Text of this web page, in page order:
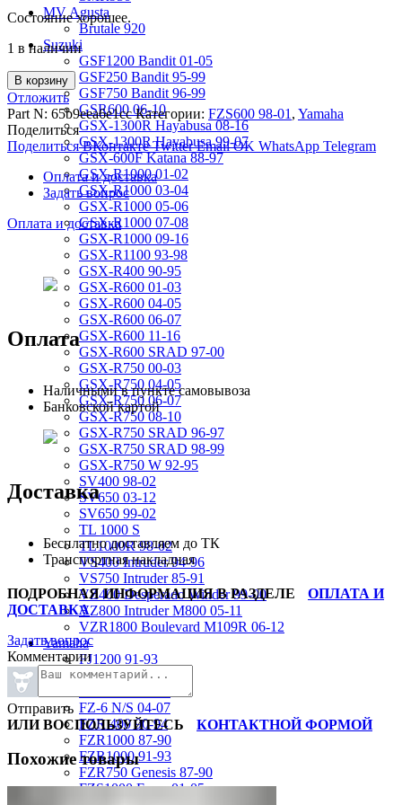
MV Agusta
Brutale 920
Suzuki
GSF1200 Bandit 01-05
GSF250 Bandit 95-99
GSF750 Bandit 96-99
GSR600 06-10
GSX-1300R Hayabusa 08-16
GSX-1300R Hayabusa 99-07
GSX-600F Katana 88-97
GSX-R1000 01-02
GSX-R1000 03-04
GSX-R1000 05-06
GSX-R1000 07-08
GSX-R1000 09-16
GSX-R1100 93-98
GSX-R400 90-95
GSX-R600 01-03
GSX-R600 04-05
GSX-R600 06-07
GSX-R600 11-16
GSX-R600 SRAD 97-00
GSX-R750 00-03
GSX-R750 04-05
GSX-R750 06-07
GSX-R750 08-10
GSX-R750 SRAD 96-97
GSX-R750 SRAD 98-99
GSX-R750 W 92-95
SV400 98-02
SV650 03-12
SV650 99-02
TL 1000 S
TL1000R 98-02
VS400 Intruder 94-96
VS750 Intruder 85-91
VZ400 Desperado Winder 99-00
VZ800 Intruder M800 05-11
VZR1800 Boulevard M109R 06-12
Yamaha
FJ1200 91-93
FJR1300 06-12
FZ-6 N/S 04-07
FZR 400 90-94
FZR1000 87-90
FZR1000 91-93
FZR750 Genesis 87-90
FZS1000 Fazer 01-05
Состояние хорошее.
1 в наличии
В корзину
Отложить
Part N: 65b9eea6e1cc Категории: FZS600 98-01 , Yamaha
Поделиться
Поделиться ВКонтакте Twitter Email OK WhatsApp Telegram
Оплата и доставка
Задать вопрос
Оплата и доставка
Оплата
Наличными в пункте самовывоза
Банковской картой
Доставка
Бесплатно доставляем до ТК
Транспортная накладная
ПОДРОБНАЯ ИНФОРМАЦИЯ В РАЗДЕЛЕ
ОПЛАТА И
ДОСТАВКА
Задать вопрос
Комментарии
Отправить
ИЛИ ВОСПОЛЬЗУЙТЕСЬ
КОНТАКТНОЙ ФОРМОЙ
Похожие товары